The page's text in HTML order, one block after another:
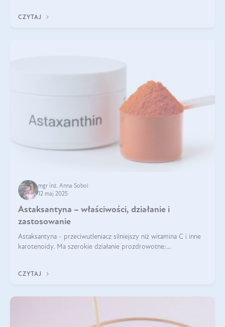
CZYTAJ
mgr inż. Anna Sobol
12 maj 2025
Astaksantyna – właściwości, działanie i
zastosowanie
Astaksantyna - przeciwutleniacz silniejszy niż witamina C i inne
karotenoidy. Ma szerokie działanie prozdrowotne:
CZYTAJ